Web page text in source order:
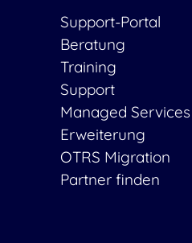
Support-Portal
Beratung
Training
Support
Managed Services
Erweiterung
OTRS Migration
Partner finden